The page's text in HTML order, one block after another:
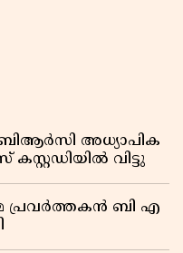
അധ്യാപിക
വിട്ടു
പ്രവർത്തകൻ ബി എ